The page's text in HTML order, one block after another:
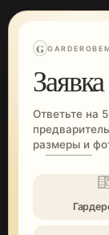
G
Ответьте на
размеры и